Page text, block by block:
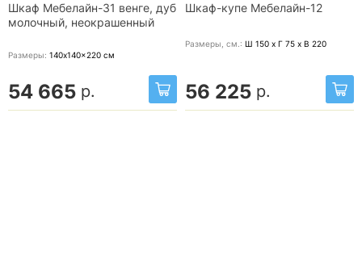
Шкаф Мебелайн-31 венге, дуб
молочный, неокрашенный
Размеры: 140x140x220 см
54 665 р.
Шкаф-купе Мебелайн-12
Размеры, cм.: Ш 150 x Г 75 x В 220
56 225 р.